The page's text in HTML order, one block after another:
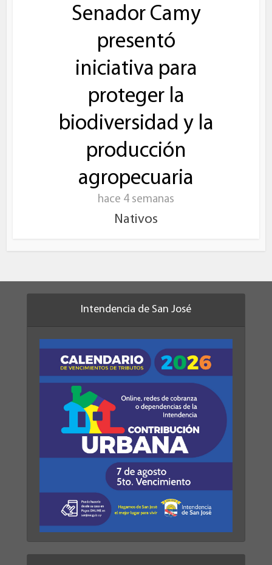
Senador Camy
presentó
iniciativa para
proteger la
biodiversidad y la
producción
agropecuaria
hace 4 semanas
Nativos
Intendencia de San José